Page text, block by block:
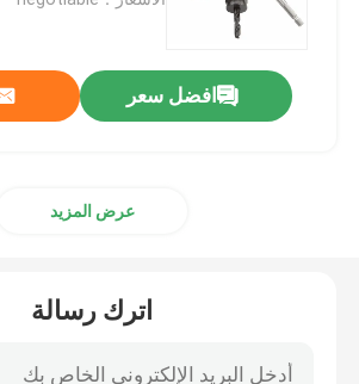
ثنائية المعدن هول المنشار
افضل سعر
عرض المزيد
اترك رسالة